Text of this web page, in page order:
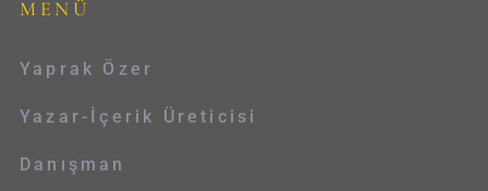
MENÜ
Yaprak Özer
Yazar-İçerik Üreticisi
Danışman